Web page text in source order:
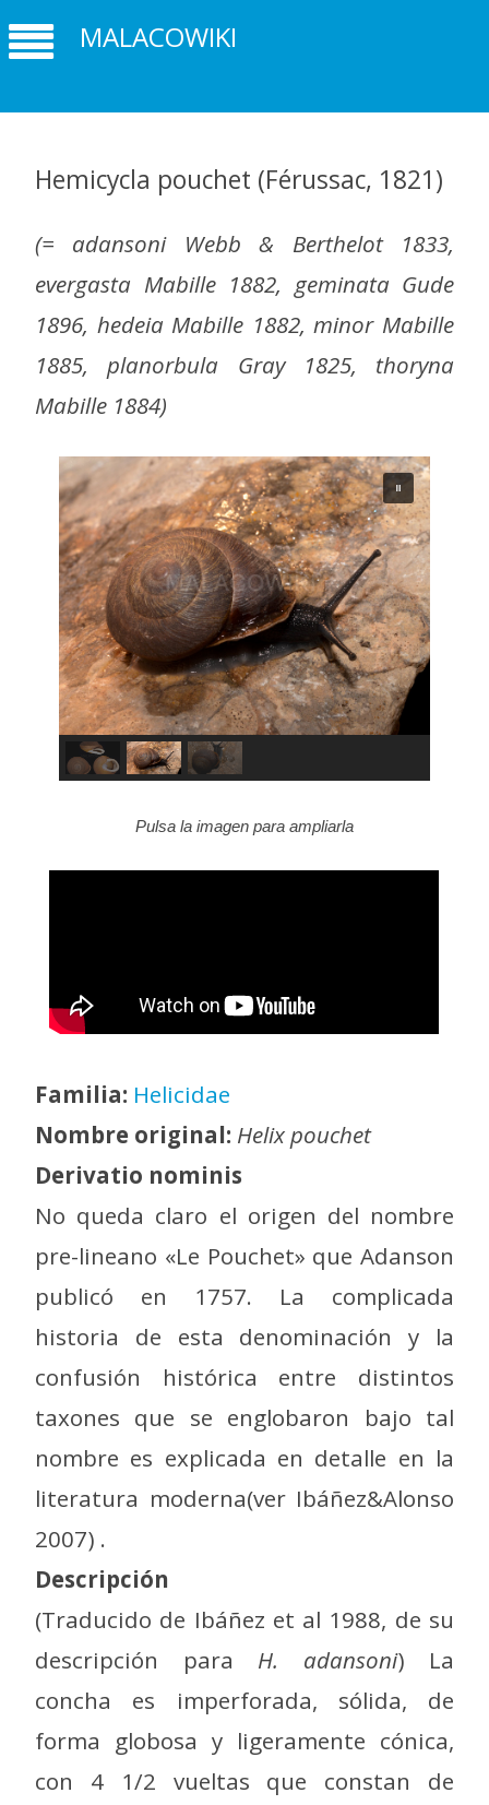
MALACOWIKI
Hemicycla pouchet (Férussac, 1821)
(= adansoni Webb & Berthelot 1833,
evergasta Mabille 1882, geminata Gude
1896, hedeia Mabille 1882, minor Mabille
1885, planorbula Gray 1825, thoryna
Mabille 1884)
Pulsa la imagen para ampliarla
Familia: Helicidae
Nombre original: Helix pouchet
Derivatio nominis
No queda claro el origen del nombre
pre-lineano «Le Pouchet» que Adanson
publicó en 1757. La complicada
historia de esta denominación y la
confusión histórica entre distintos
taxones que se englobaron bajo tal
nombre es explicada en detalle en la
literatura moderna(ver Ibáñez&Alonso
2007) .
Descripción
(Traducido de Ibáñez et al 1988, de su
descripción para H. adansoni) La
concha es imperforada, sólida, de
forma globosa y ligeramente cónica,
con 4 1/2 vueltas que constan de